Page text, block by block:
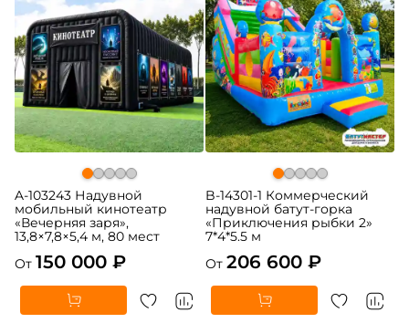
A-103243 Надувной
мобильный кинотеатр
«Вечерняя заря»,
13,8×7,8×5,4 м, 80 мест
От 150 000 ₽
B-14301-1 Коммерческий
надувной батут-горка
«Приключения рыбки 2»
7*4*5.5 м
От 206 600 ₽